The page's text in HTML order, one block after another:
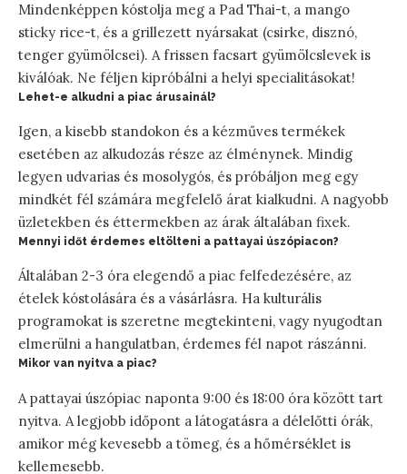
Mindenképpen kóstolja meg a Pad Thai-t, a mango
sticky rice-t, és a grillezett nyársakat (csirke, disznó,
tenger gyümölcsei). A frissen facsart gyümölcslevek is
kiválóak. Ne féljen kipróbálni a helyi specialitásokat!
Lehet-e alkudni a piac árusainál?
Igen, a kisebb standokon és a kézműves termékek
esetében az alkudozás része az élménynek. Mindig
legyen udvarias és mosolygós, és próbáljon meg egy
mindkét fél számára megfelelő árat kialkudni. A nagyobb
üzletekben és éttermekben az árak általában fixek.
Mennyi időt érdemes eltölteni a pattayai úszópiacon?
Általában 2-3 óra elegendő a piac felfedezésére, az
ételek kóstolására és a vásárlásra. Ha kulturális
programokat is szeretne megtekinteni, vagy nyugodtan
elmerülni a hangulatban, érdemes fél napot rászánni.
Mikor van nyitva a piac?
A pattayai úszópiac naponta 9:00 és 18:00 óra között tart
nyitva. A legjobb időpont a látogatásra a délelőtti órák,
amikor még kevesebb a tömeg, és a hőmérséklet is
kellemesebb.